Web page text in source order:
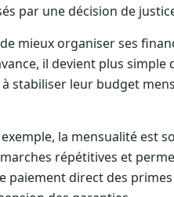
par une décision de
mieux organiser ses
il devient plus
stabiliser leur budget
la mensualité est
répétitives et
paiement direct des